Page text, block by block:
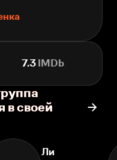
7.3IMDb
своей
Ли